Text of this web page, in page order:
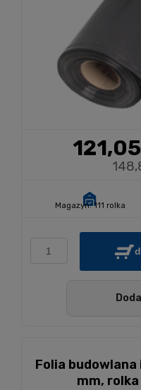
Magazyn: 111 rolka
Folia
mm,